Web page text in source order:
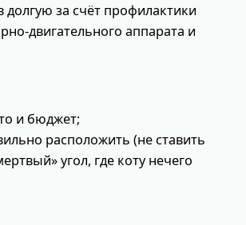
долгую за счёт профилактики
аппарата и
и бюджет;
расположить (не ставить
угол, где коту нечего